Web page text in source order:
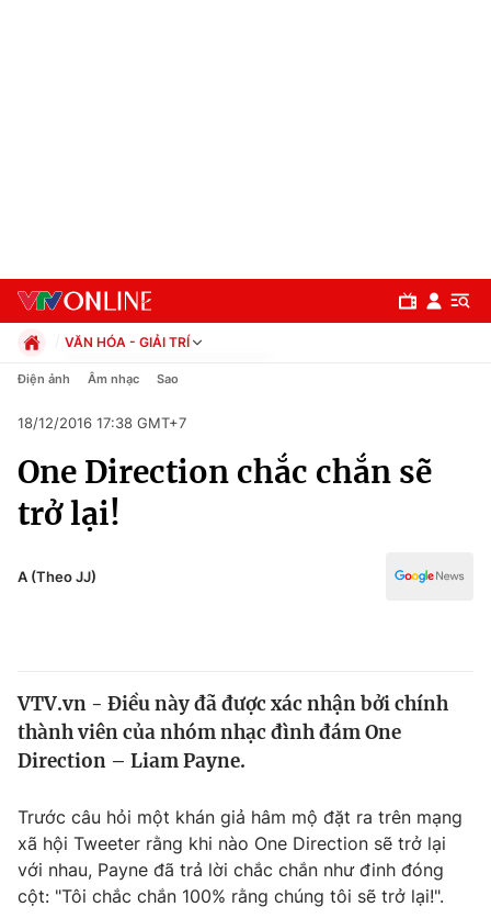
Chuyên mục
Chính trị
Thế giới
Thế giới đó đây
Câu chuyện quốc tế
Kinh tế
Tài chính
Thị trường
Dữ liệu và đời sống
VĂN HÓA - GIẢI TRÍ
Chính trị
Pháp luật
Kinh tế
Thể thao
Truyền hình
Y tế
Điện ảnh Âm nhạc Sao
18/12/2016 17:38 GMT+7
One Direction chắc chắn sẽ
trở lại!
A (Theo JJ)
VTV.vn - Điều này đã được xác nhận bởi chính
thành viên của nhóm nhạc đình đám One
Direction – Liam Payne.
Trước câu hỏi một khán giả hâm mộ đặt ra trên mạng
xã hội Tweeter rằng khi nào One Direction sẽ trở lại
với nhau, Payne đã trả lời chắc chắn như đinh đóng
cột: "Tôi chắc chắn 100% rằng chúng tôi sẽ trở lại!".